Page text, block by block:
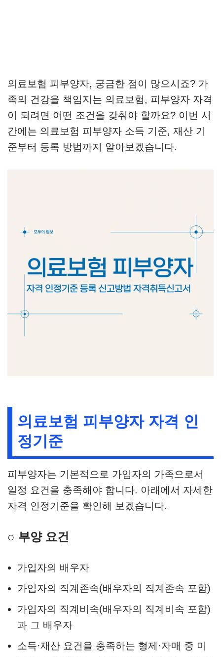
의료보험 피부양자, 궁금한 점이 많으시죠? 가
족의 건강을 책임지는 의료보험, 피부양자 자격
이 되려면 어떤 조건을 갖춰야 할까요? 이번 시
간에는 의료보험 피부양자 소득 기준, 재산 기
준부터 등록 방법까지 알아보겠습니다.
의료보험 피부양자 자격 인
정기준
피부양자는 기본적으로 가입자의 가족으로서
일정 요건을 충족해야 합니다. 아래에서 자세한
자격 인정기준을 확인해 보겠습니다.
○ 부양 요건
가입자의 배우자
가입자의 직계존속(배우자의 직계존속 포함)
가입자의 직계비속(배우자의 직계비속 포함)
과 그 배우자
소득·재산 요건을 충족하는 형제·자매 중 미